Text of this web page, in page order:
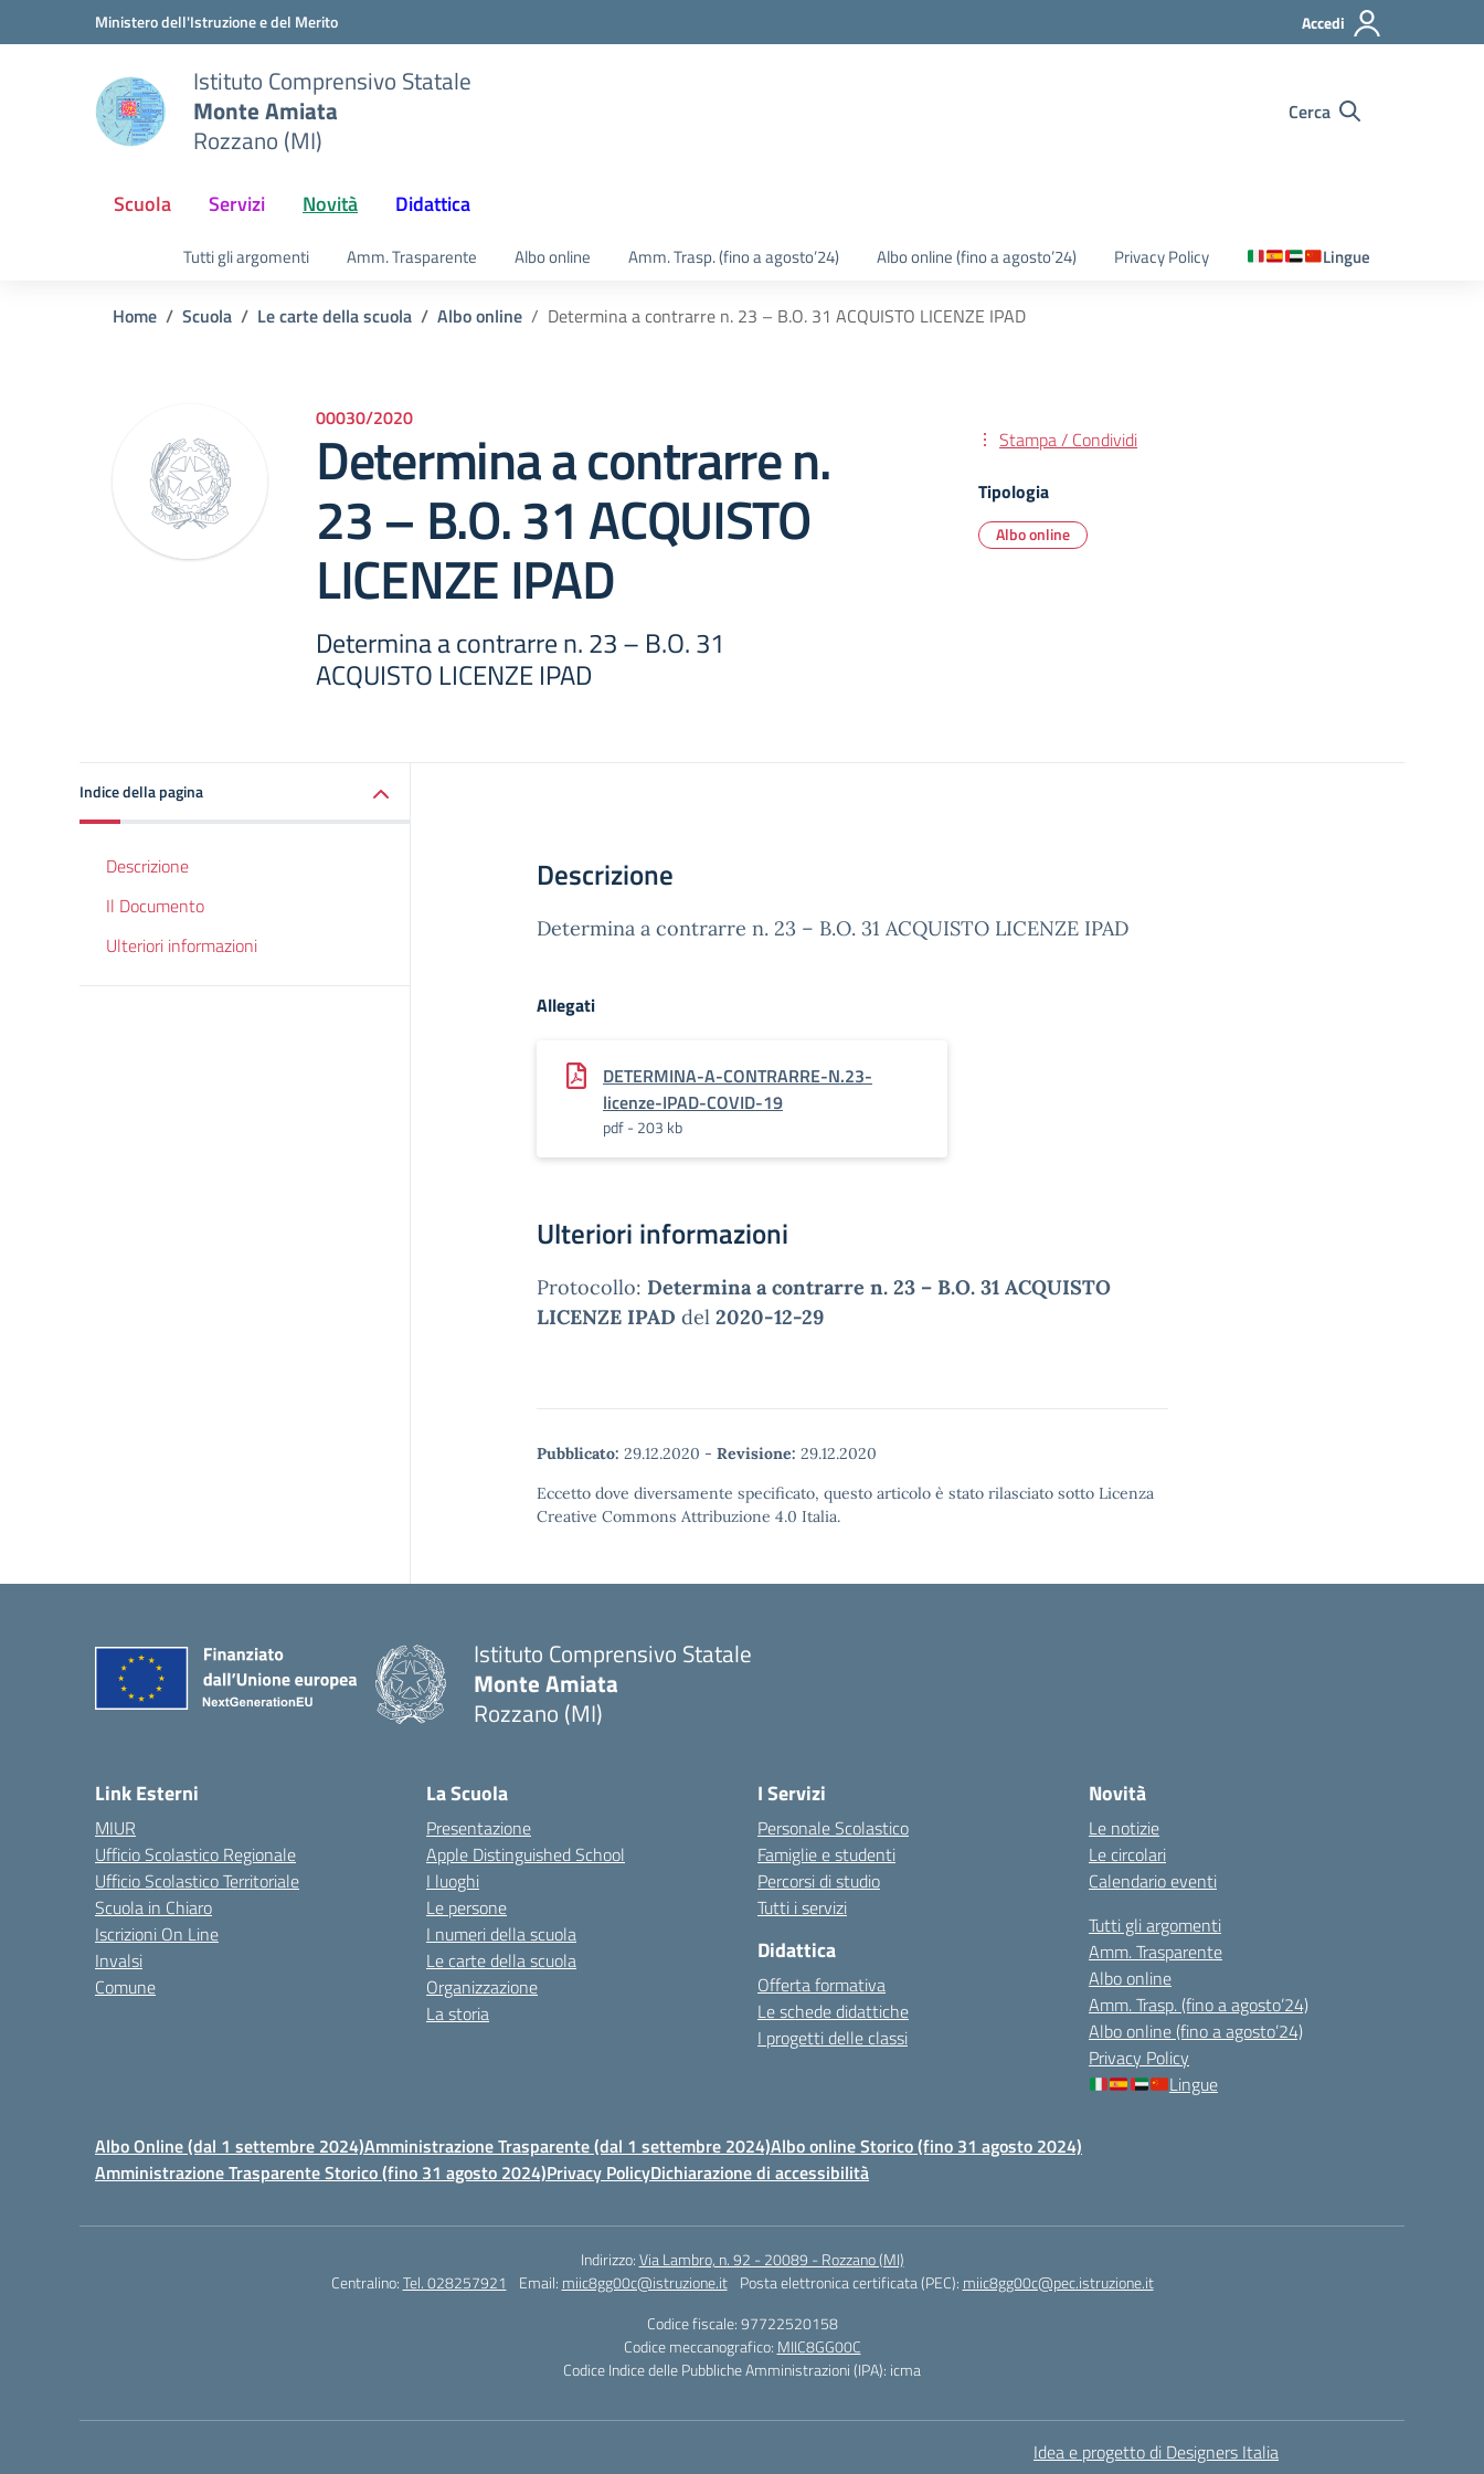
Vai ai contenuti
Vai al menu di navigazioneMinistero dell'Istruzione e del Merito Accedi
Istituto Comprensivo Statale
Monte Amiata
Rozzano (MI)
Cerca
Scuola Servizi Novità Didattica
Tutti gli argomenti Amm. Trasparente Albo online Amm. Trasp. (fino a agosto’24) Albo online (fino a agosto’24) Privacy Policy Lingue
Home Scuola Le carte della scuola Albo online Determina a contrarre n. 23 – B.O. 31 ACQUISTO LICENZE IPAD
00030/2020
Determina a contrarre n.
23 – B.O. 31 ACQUISTO
LICENZE IPAD
Determina a contrarre n. 23 – B.O. 31
ACQUISTO LICENZE IPAD
Stampa / Condividi
Tipologia
Albo online
Indice della pagina
Descrizione
Il Documento
Ulteriori informazioni
Descrizione
Determina a contrarre n. 23 – B.O. 31 ACQUISTO LICENZE IPAD
Allegati
DETERMINA-A-CONTRARRE-N.23-
licenze-IPAD-COVID-19
pdf - 203 kb
Ulteriori informazioni
Protocollo: Determina a contrarre n. 23 – B.O. 31 ACQUISTO
LICENZE IPAD del 2020-12-29
Pubblicato: 29.12.2020 - Revisione: 29.12.2020
Eccetto dove diversamente specificato, questo articolo è stato rilasciato sotto Licenza
Creative Commons Attribuzione 4.0 Italia.
Istituto Comprensivo Statale
Monte Amiata
Rozzano (MI)
Link Esterni
MIUR
Ufficio Scolastico Regionale
Ufficio Scolastico Territoriale
Scuola in Chiaro
Iscrizioni On Line
Invalsi
Comune
La Scuola
Presentazione
Apple Distinguished School
I luoghi
Le persone
I numeri della scuola
Le carte della scuola
Organizzazione
La storia
I Servizi
Personale Scolastico
Famiglie e studenti
Percorsi di studio
Tutti i servizi
Didattica
Offerta formativa
Le schede didattiche
I progetti delle classi
Novità
Le notizie
Le circolari
Calendario eventi
Tutti gli argomenti
Amm. Trasparente
Albo online
Amm. Trasp. (fino a agosto’24)
Albo online (fino a agosto’24)
Privacy Policy
Lingue
Albo Online (dal 1 settembre 2024)Amministrazione Trasparente (dal 1 settembre 2024)Albo online Storico (fino 31 agosto 2024)
Amministrazione Trasparente Storico (fino 31 agosto 2024)Privacy PolicyDichiarazione di accessibilità
Indirizzo:Via Lambro, n. 92 - 20089 - Rozzano (MI)
Centralino:Tel. 028257921 Email: miic8gg00c@istruzione.it Posta elettronica certificata (PEC): miic8gg00c@pec.istruzione.it
Codice fiscale: 97722520158
Codice meccanografico: MIIC8GG00C
Codice Indice delle Pubbliche Amministrazioni (IPA): icma
Idea e progetto di Designers Italia